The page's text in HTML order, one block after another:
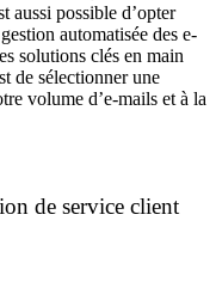
aussi possible d’opter
automatisée des e-
solutions clés en main
de sélectionner une
volume d’e-mails et à la
de service client